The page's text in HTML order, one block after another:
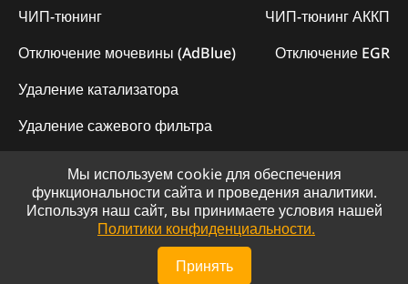
ЧИП-тюнинг
ЧИП-тюнинг АККП
Отключение мочевины (AdBlue)
Отключение EGR
Удаление катализатора
Удаление сажевого фильтра
© 2023 - Официальный сайт "ChipLogic"
Политика конфиденциальности
Сайт разработан компанией DS-ART
Мы используем cookie для обеспечения
функциональности сайта и проведения аналитики.
Используя наш сайт, вы принимаете условия нашей
Политики конфиденциальности.
Принять